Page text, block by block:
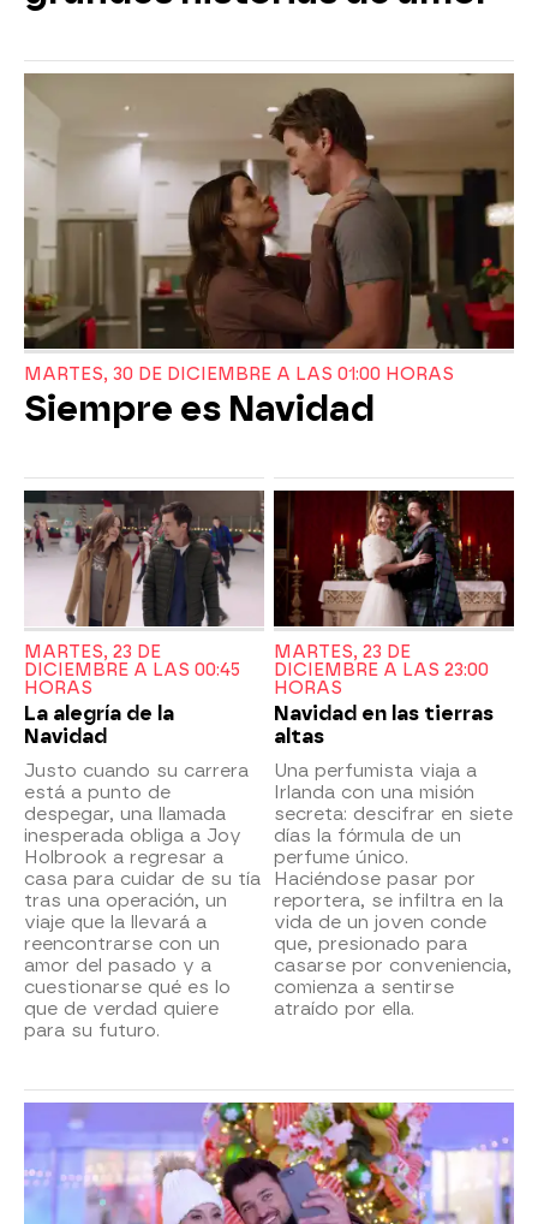
MARTES, 30 DE DICIEMBRE A LAS 01:00 HORAS
Siempre es Navidad
MARTES, 23 DE
DICIEMBRE A LAS 00:45
HORAS
La alegría de la
Navidad
Justo cuando su carrera
está a punto de
despegar, una llamada
inesperada obliga a Joy
Holbrook a regresar a
casa para cuidar de su tía
tras una operación, un
viaje que la llevará a
reencontrarse con un
amor del pasado y a
cuestionarse qué es lo
que de verdad quiere
para su futuro.
MARTES, 23 DE
DICIEMBRE A LAS 23:00
HORAS
Navidad en las tierras
altas
Una perfumista viaja a
Irlanda con una misión
secreta: descifrar en siete
días la fórmula de un
perfume único.
Haciéndose pasar por
reportera, se infiltra en la
vida de un joven conde
que, presionado para
casarse por conveniencia,
comienza a sentirse
atraído por ella.